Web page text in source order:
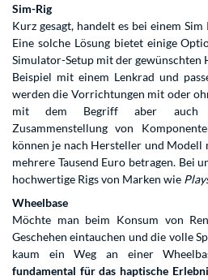
Sim-Rig
Kurz gesagt, handelt es bei einem Sim
Eine solche Lösung bietet einige
Simulator-Setup mit der gewünschten
Beispiel mit einem Lenkrad und
werden die Vorrichtungen mit oder
mit dem Begriff aber auch
Zusammenstellung von
können je nach Hersteller und
mehrere Tausend Euro betragen. Bei
hochwertige Rigs von Marken wie
Wheelbase
Möchte man beim Konsum von
Geschehen eintauchen und die volle
kaum ein Weg an einer
fundamental für das haptische